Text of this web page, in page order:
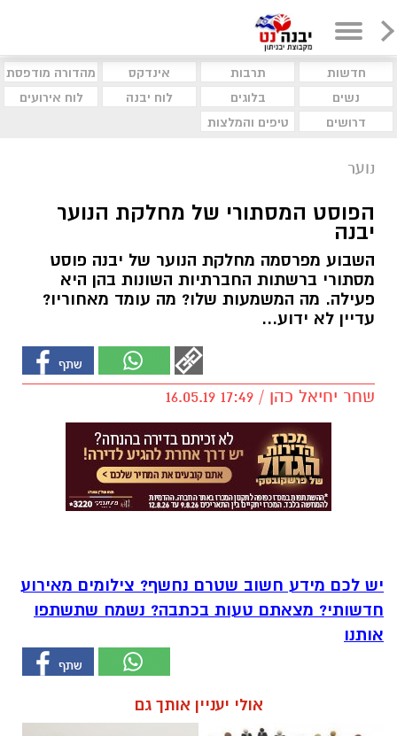
חדשות תרבות אינדקס
מהדורה מודפסת
נשים
בלוגים לוח יבנה
לוח אירועים
דרושים
טיפים והמלצות
נוער
הפוסט המסתורי של מחלקת הנוער
יבנה
השבוע מפרסמה מחלקת הנוער של יבנה פוסט
מסתורי ברשתות החברתיות השונות בהן היא
פעילה. מה המשמעות שלו? מה עומד מאחוריו?
עדיין לא ידוע...
שחר יחיאל כהן / 17:49 16.05.19
יש לכם מידע חשוב שטרם נחשף? צילומים מאירוע
חדשותי? מצאתם טעות בכתבה? נשמח שתשתפו
אותנו
אולי יעניין אותך גם